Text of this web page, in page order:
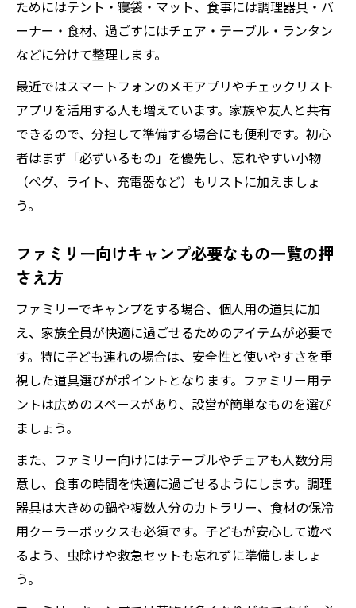
定法
泊まりキャンプで失敗しない持参アイテム
まとめ
女子も安心して楽しめるキャンプの持ち物リス
ト
女子キャンプ初心者が安心できる持ち物の
選び方
泊まりに役立つ女子キャンプ持ち物リスト
女子でも取り入れやすいキャンプ初心者必
須グッズ
失敗しないためのキャンプ必需品チェック術
キャンプ初心者が見落としがちな必需品チ
成功するキャンプ準備のためのリスト活用
術
忘れがちなアイテムを確実に揃えるコツ
ファミリーキャンプで安心な必需品確認方
法
ためにはテント・寝袋・マット、食事には調理器具・バ
ーナー・食材、過ごすにはチェア・テーブル・ランタン
などに分けて整理します。
最近ではスマートフォンのメモアプリやチェックリスト
アプリを活用する人も増えています。家族や友人と共有
できるので、分担して準備する場合にも便利です。初心
者はまず「必ずいるもの」を優先し、忘れやすい小物
（ペグ、ライト、充電器など）もリストに加えましょ
う。
ファミリー向けキャンプ必要なもの一覧の押
さえ方
ファミリーでキャンプをする場合、個人用の道具に加
え、家族全員が快適に過ごせるためのアイテムが必要で
す。特に子ども連れの場合は、安全性と使いやすさを重
視した道具選びがポイントとなります。ファミリー用テ
ントは広めのスペースがあり、設営が簡単なものを選び
ましょう。
また、ファミリー向けにはテーブルやチェアも人数分用
意し、食事の時間を快適に過ごせるようにします。調理
器具は大きめの鍋や複数人分のカトラリー、食材の保冷
用クーラーボックスも必須です。子どもが安心して遊べ
るよう、虫除けや救急セットも忘れずに準備しましょ
う。